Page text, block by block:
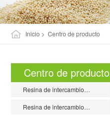
Inicio > Centro de producto
Centro de producto
Resina de intercambio
catiónico ácido fuerte
Resina de intercambio